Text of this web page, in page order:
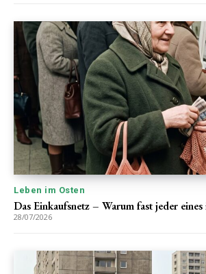
Leben im Osten
Das Einkaufsnetz – Warum fast jeder
28/07/2026